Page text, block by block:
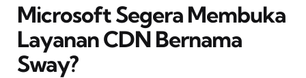
Microsoft Segera Membuka
Layanan CDN Bernama
Sway?